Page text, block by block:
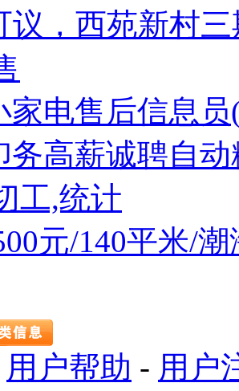
议，西苑新村
家电售后信息
务高薪诚聘自
工,统计
元/140平米/
用户帮助 - 用户